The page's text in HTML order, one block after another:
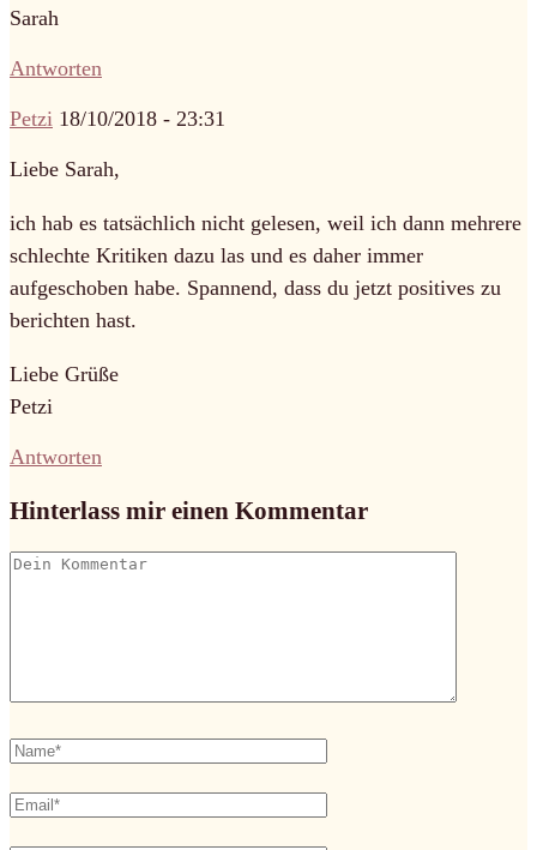
Sarah
Antworten
Petzi 18/10/2018 - 23:31
Liebe Sarah,
ich hab es tatsächlich nicht gelesen, weil ich dann mehrere
schlechte Kritiken dazu las und es daher immer
aufgeschoben habe. Spannend, dass du jetzt positives zu
berichten hast.
Liebe Grüße
Petzi
Antworten
Hinterlass mir einen Kommentar